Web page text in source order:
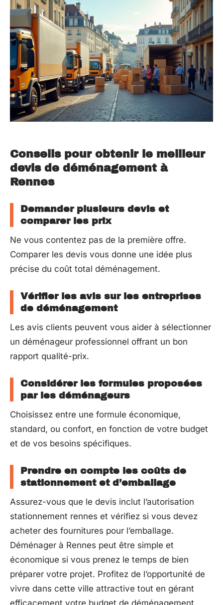
Conseils pour obtenir le meilleur
devis de déménagement à
Rennes
Demander plusieurs devis et
comparer les prix
Ne vous contentez pas de la première offre.
Comparer les devis vous donne une idée plus
précise du coût total déménagement.
Vérifier les avis sur les entreprises
de déménagement
Les avis clients peuvent vous aider à sélectionner
un déménageur professionnel offrant un bon
rapport qualité-prix.
Considérer les formules proposées
par les déménageurs
Choisissez entre une formule économique,
standard, ou confort, en fonction de votre budget
et de vos besoins spécifiques.
Prendre en compte les coûts de
stationnement et d’emballage
Assurez-vous que le devis inclut l’autorisation
stationnement rennes et vérifiez si vous devez
acheter des fournitures pour l’emballage.
Déménager à Rennes peut être simple et
économique si vous prenez le temps de bien
préparer votre projet. Profitez de l’opportunité de
vivre dans cette ville attractive tout en gérant
efficacement votre budget de déménagement.